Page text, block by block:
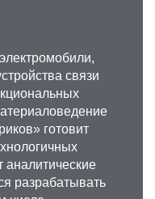
связи
готовит
аналитические
разрабатывать